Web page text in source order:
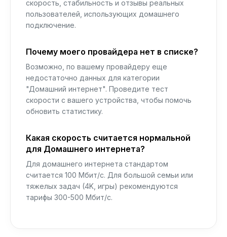
скорость, стабильность и отзывы реальных
пользователей, использующих домашнего
подключение.
Почему моего провайдера нет в списке?
Возможно, по вашему провайдеру еще
недостаточно данных для категории
"Домашний интернет". Проведите тест
скорости с вашего устройства, чтобы помочь
обновить статистику.
Какая скорость считается нормальной
для Домашнего интернета?
Для домашнего интернета стандартом
считается 100 Мбит/с. Для большой семьи или
тяжелых задач (4K, игры) рекомендуются
тарифы 300-500 Мбит/с.